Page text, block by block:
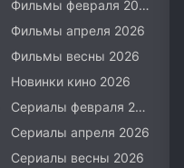
Фильмы февраля 2026
Фильмы апреля 2026
Фильмы весны 2026
Новинки кино 2026
Сериалы февраля 2026
Сериалы апреля 2026
Сериалы весны 2026